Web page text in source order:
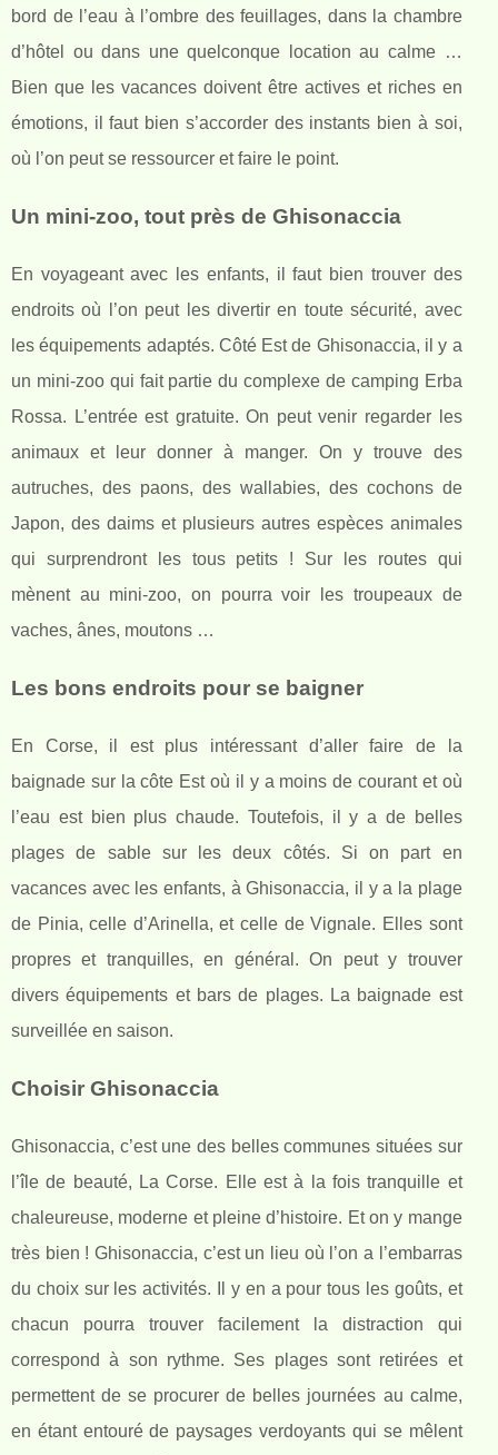
bord de l’eau à l’ombre des feuillages, dans la chambre
d’hôtel ou dans une quelconque location au calme …
Bien que les vacances doivent être actives et riches en
émotions, il faut bien s’accorder des instants bien à soi,
où l’on peut se ressourcer et faire le point.
Un mini-zoo, tout près de Ghisonaccia
En voyageant avec les enfants, il faut bien trouver des
endroits où l’on peut les divertir en toute sécurité, avec
les équipements adaptés. Côté Est de Ghisonaccia, il y a
un mini-zoo qui fait partie du complexe de camping Erba
Rossa. L’entrée est gratuite. On peut venir regarder les
animaux et leur donner à manger. On y trouve des
autruches, des paons, des wallabies, des cochons de
Japon, des daims et plusieurs autres espèces animales
qui surprendront les tous petits ! Sur les routes qui
mènent au mini-zoo, on pourra voir les troupeaux de
vaches, ânes, moutons …
Les bons endroits pour se baigner
En Corse, il est plus intéressant d’aller faire de la
baignade sur la côte Est où il y a moins de courant et où
l’eau est bien plus chaude. Toutefois, il y a de belles
plages de sable sur les deux côtés. Si on part en
vacances avec les enfants, à Ghisonaccia, il y a la plage
de Pinia, celle d’Arinella, et celle de Vignale. Elles sont
propres et tranquilles, en général. On peut y trouver
divers équipements et bars de plages. La baignade est
surveillée en saison.
Choisir Ghisonaccia
Ghisonaccia, c’est une des belles communes situées sur
l’île de beauté, La Corse. Elle est à la fois tranquille et
chaleureuse, moderne et pleine d’histoire. Et on y mange
très bien ! Ghisonaccia, c’est un lieu où l’on a l’embarras
du choix sur les activités. Il y en a pour tous les goûts, et
chacun pourra trouver facilement la distraction qui
correspond à son rythme. Ses plages sont retirées et
permettent de se procurer de belles journées au calme,
en étant entouré de paysages verdoyants qui se mêlent